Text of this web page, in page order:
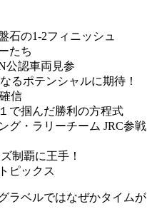
石の1-2フィニッシュ
たち
公認車両見参
るポテンシャルに期待！
信
で掴んだ勝利の方程式
グ・ラリーチーム JRC参戦
制覇に王手！
ピックス
ラベルではなぜかタイムが